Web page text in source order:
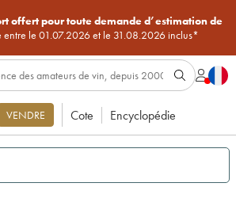
offert pour toute demande d’estimation de
entre le 01.07.2026 et le 31.08.2026 inclus*
VENDRE Cote Encyclopédie